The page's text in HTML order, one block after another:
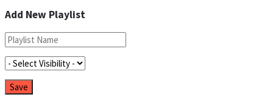
Add New Playlist